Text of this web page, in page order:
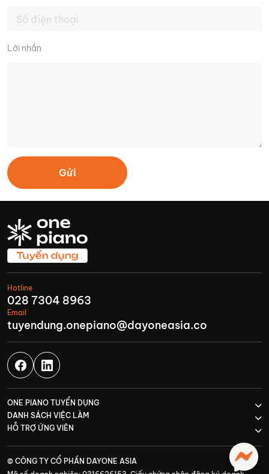
Lời nhắn
Gửi
Hotline
028 7304 8963
Email
tuyendung.onepiano@dayoneasia.co
ONE PIANO TUYỂN DỤNG
DANH SÁCH VIỆC LÀM
HỖ TRỢ ỨNG VIÊN
© CÔNG TY CỔ PHẦN DAYONE ASIA